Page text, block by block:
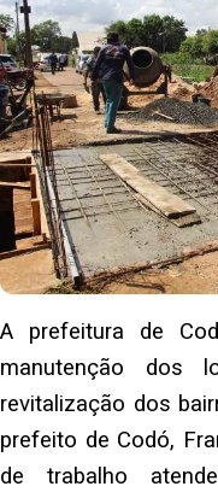
A prefeitura de
manutenção dos
revitalização dos
prefeito de Codó,
de trabalho